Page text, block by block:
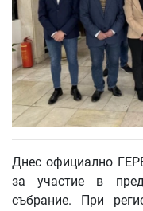
Днес официално
за участие в
събрание. При